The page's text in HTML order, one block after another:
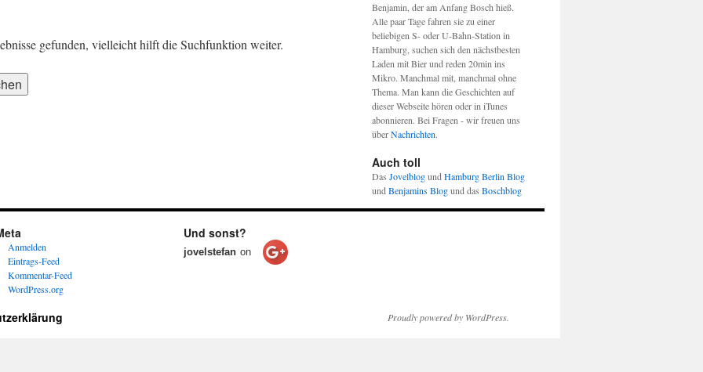
gefunden, vielleicht hilft die Suchfunktion weiter.
Benjamin, der am Anfang Bosch hieß.
Alle paar Tage fahren sie zu einer
beliebigen S- oder U-Bahn-Station in
Hamburg, suchen sich den nächstbesten
Laden mit Bier und reden 20min ins
Mikro. Manchmal mit, manchmal ohne
Thema. Man kann die Geschichten auf
dieser Webseite hören oder in iTunes
abonnieren. Bei Fragen - wir freuen uns
überNachrichten.
Auch toll
Das Jovelblogund Hamburg Berlin Blog
und Benjamins Blogund das Boschblog
Anmelden
Eintrags-Feed
Kommentar-Feed
WordPress.org
Und sonst?
jovelstefan on
Proudly powered by WordPress.